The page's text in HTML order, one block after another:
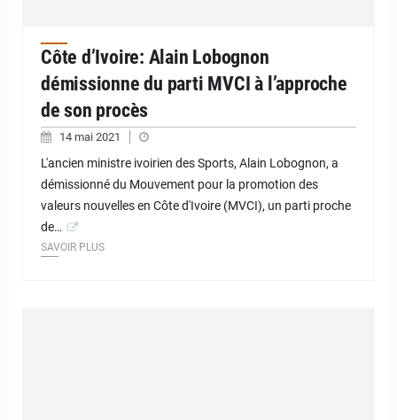
Côte d’Ivoire: Alain Lobognon
démissionne du parti MVCI à l’approche
de son procès
14 mai 2021
L'ancien ministre ivoirien des Sports, Alain Lobognon, a
démissionné du Mouvement pour la promotion des
valeurs nouvelles en Côte d'Ivoire (MVCI), un parti proche
de…
SAVOIR PLUS